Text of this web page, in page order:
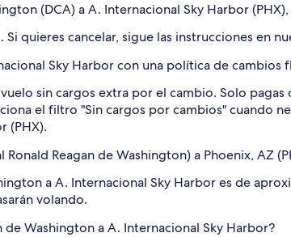
(DCA) a A. Internacional Sky Harbor
quieres cancelar, sigue las instrucciones en
Sky Harbor con una política de cambios
sin cargos extra por el cambio. Solo
el filtro "Sin cargos por cambios" cuando
(PHX).
Reagan de Washington) a Phoenix, AZ
a A. Internacional Sky Harbor es de
volando.
de Washington a A. Internacional Sky Harbor?